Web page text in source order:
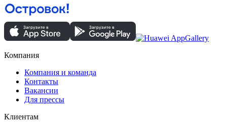
Компания
Компания и команда
Контакты
Вакансии
Для прессы
Клиентам